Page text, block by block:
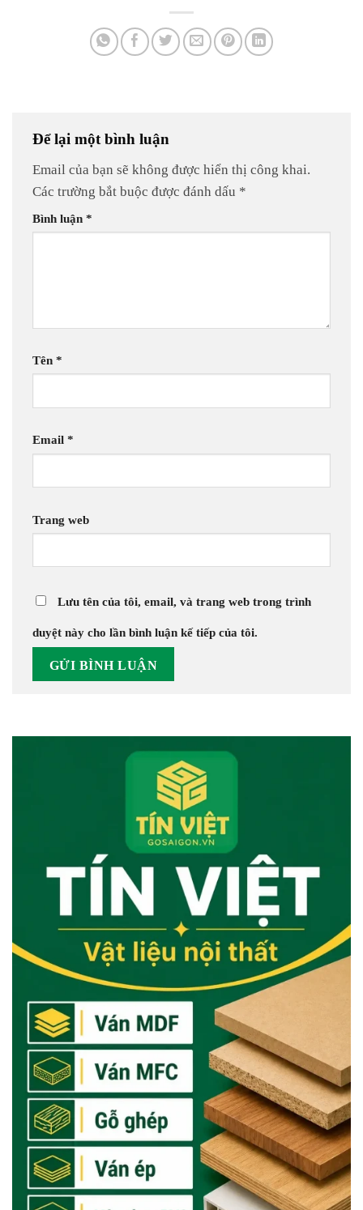
Để lại một bình luận
Email của bạn sẽ không được hiển thị công khai.
Các trường bắt buộc được đánh dấu *
Bình luận *
Tên *
Email *
Trang web
Lưu tên của tôi, email, và trang web trong trình
duyệt này cho lần bình luận kế tiếp của tôi.